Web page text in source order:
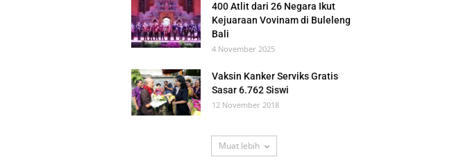
400 Atlit dari 26 Negara Ikut
Kejuaraan Vovinam di Buleleng
Bali
4 November 2025
Vaksin Kanker Serviks Gratis
Sasar 6.762 Siswi
12 November 2018
Muat lebih